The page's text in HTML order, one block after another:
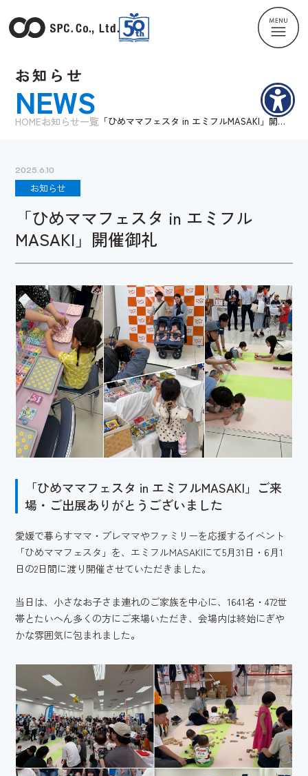
お知らせ
NEWS
HOMEお知らせ一覧 「ひめママフェスタ in エミフルMASAKI」開催
2025.6.10
お知らせ
「ひめママフェスタ in エミフル
MASAKI」開催御礼
「ひめママフェスタ in エミフルMASAKI」ご来
場・ご出展ありがとうございました
愛媛で暮らすママ・プレママやファミリーを応援するイベント
「ひめママフェスタ」を、エミフルMASAKIにて5月31日・6月1
日の2日間に渡り開催させていただきました。
当日は、小さなお子さま連れのご家族を中心に、1641名・472世
帯とたいへん多くの方にご来場いただき、会場内は終始にぎや
かな雰囲気に包まれました。